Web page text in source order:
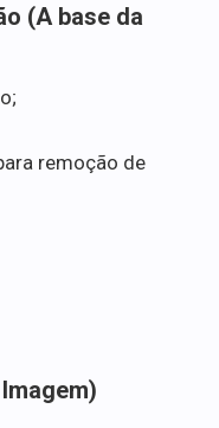
(A base da
remoção de